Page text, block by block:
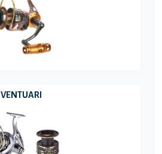
VENTUARI